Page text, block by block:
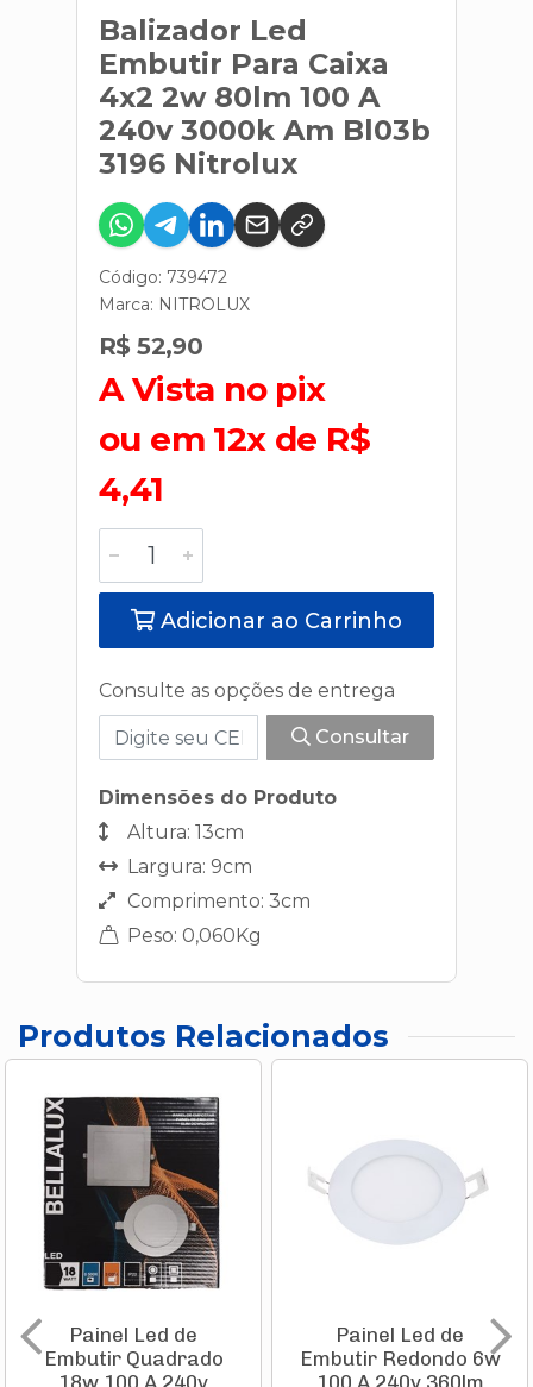
Balizador Led
Embutir Para Caixa
4x2 2w 80lm 100 A
240v 3000k Am Bl03b
3196 Nitrolux
Código: 739472
Marca: NITROLUX
R$ 52,90
A Vista no pix
ou em 12x de R$
4,41
Adicionar ao Carrinho
Consulte as opções de entrega
Consultar
Dimensões do Produto
Altura: 13cm
Largura: 9cm
Comprimento: 3cm
Peso: 0,060Kg
Produtos Relacionados
Painel Led de
Embutir Quadrado
Painel Led de
Embutir Redondo 6w